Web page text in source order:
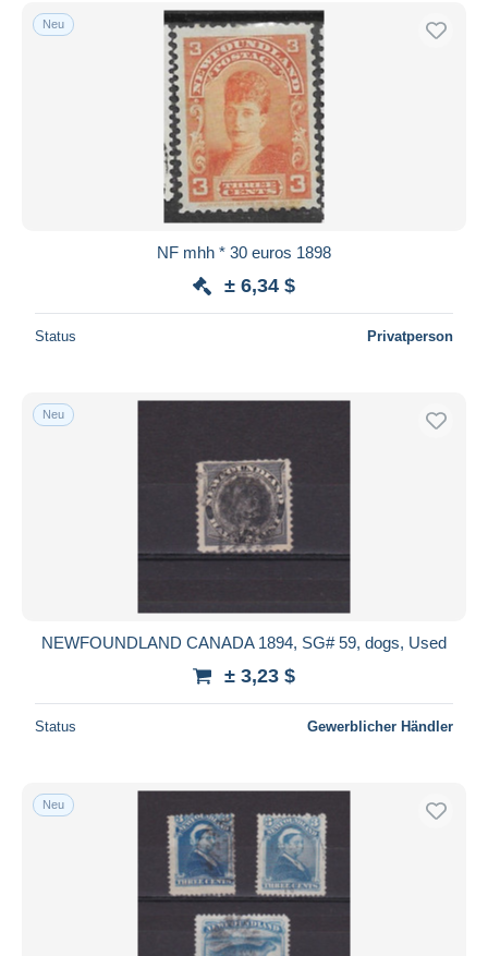
Kostenloser Versand
Zahlungsmethoden
PayPal
Banküberweisung
Mastercard
Bancontact
Wohnsitz des Verkäufers
Übernehmen
Neu
NF mhh * 30 euros 1898
± 6,34 $
Status Privatperson
Neu
NEWFOUNDLAND CANADA 1894, SG# 59, dogs, Used
± 3,23 $
Status Gewerblicher Händler
Neu